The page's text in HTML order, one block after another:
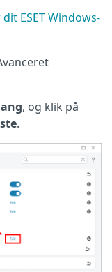
ESET Windows-
, og klik på
.